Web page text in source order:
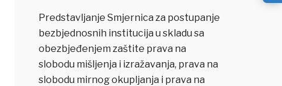
Predstavljanje Smjernica za postupanje
bezbjednosnih institucija u skladu sa
obezbjeđenjem zaštite prava na
slobodu mišljenja i izražavanja, prava na
slobodu mirnog okupljanja i prava na